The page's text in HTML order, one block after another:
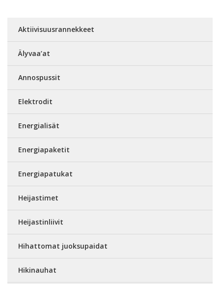
Aktiivisuusrannekkeet
Älyvaa’at
Annospussit
Elektrodit
Energialisät
Energiapaketit
Energiapatukat
Heijastimet
Heijastinliivit
Hihattomat juoksupaidat
Hikinauhat